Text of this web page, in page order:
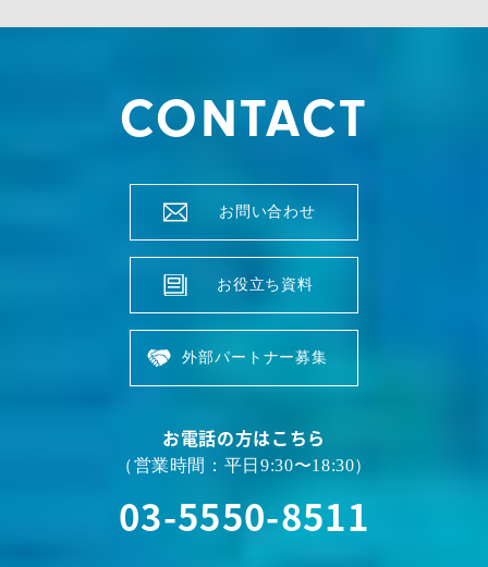
CONTACT
お問い合わせ
お役立ち資料
外部パートナー募集
お電話の方はこちら
（営業時間：平日9:30〜18:30）
03-5550-8511